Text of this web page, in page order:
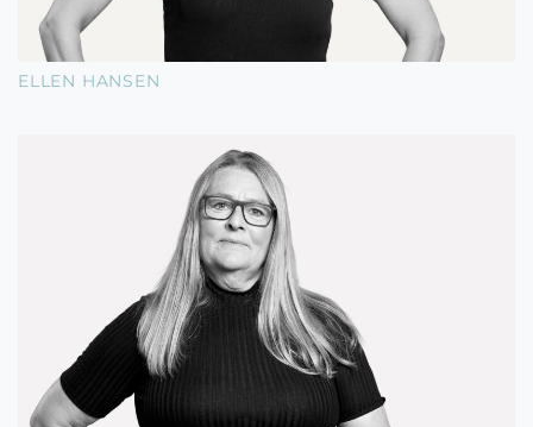
ELLEN HANSEN